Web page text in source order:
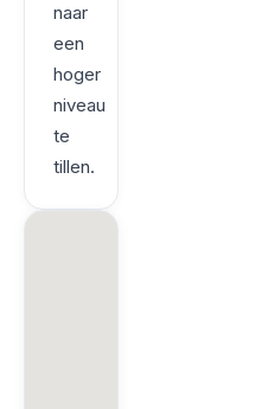
naar
een
hoger
niveau
te
tillen.